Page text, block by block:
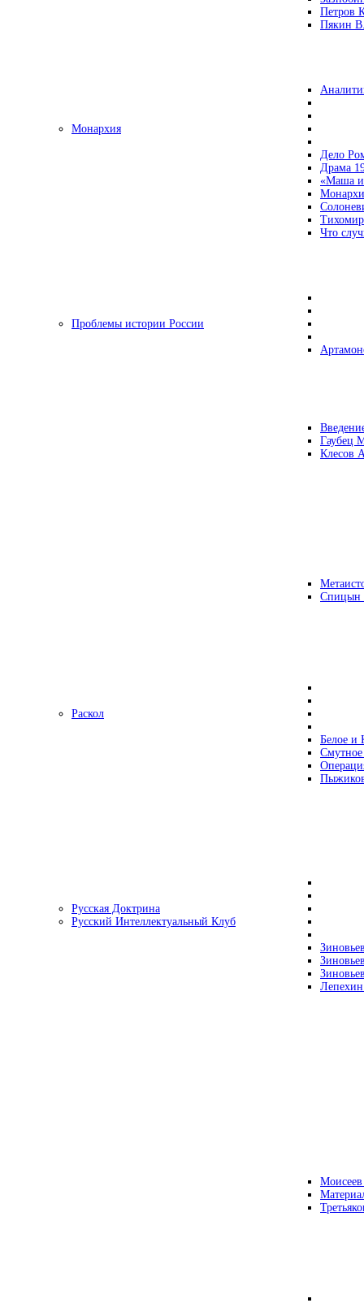
Петров
Пякин
Монархия
Дело
Драма
«Маша и
Что
Проблемы истории России
Гаубец
Клесов
Раскол
Белое и
Русская Доктрина
Русский Интеллектуальный Клуб